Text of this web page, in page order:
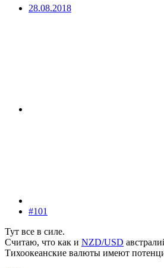
28.08.2018
#101
Тут все в силе.
Считаю, что как и NZD/USD
Тихоокеанские валюты имеют